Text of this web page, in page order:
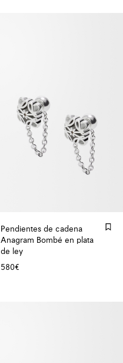
Pendientes de cadena
Anagram Bombé en plata
de ley
580€